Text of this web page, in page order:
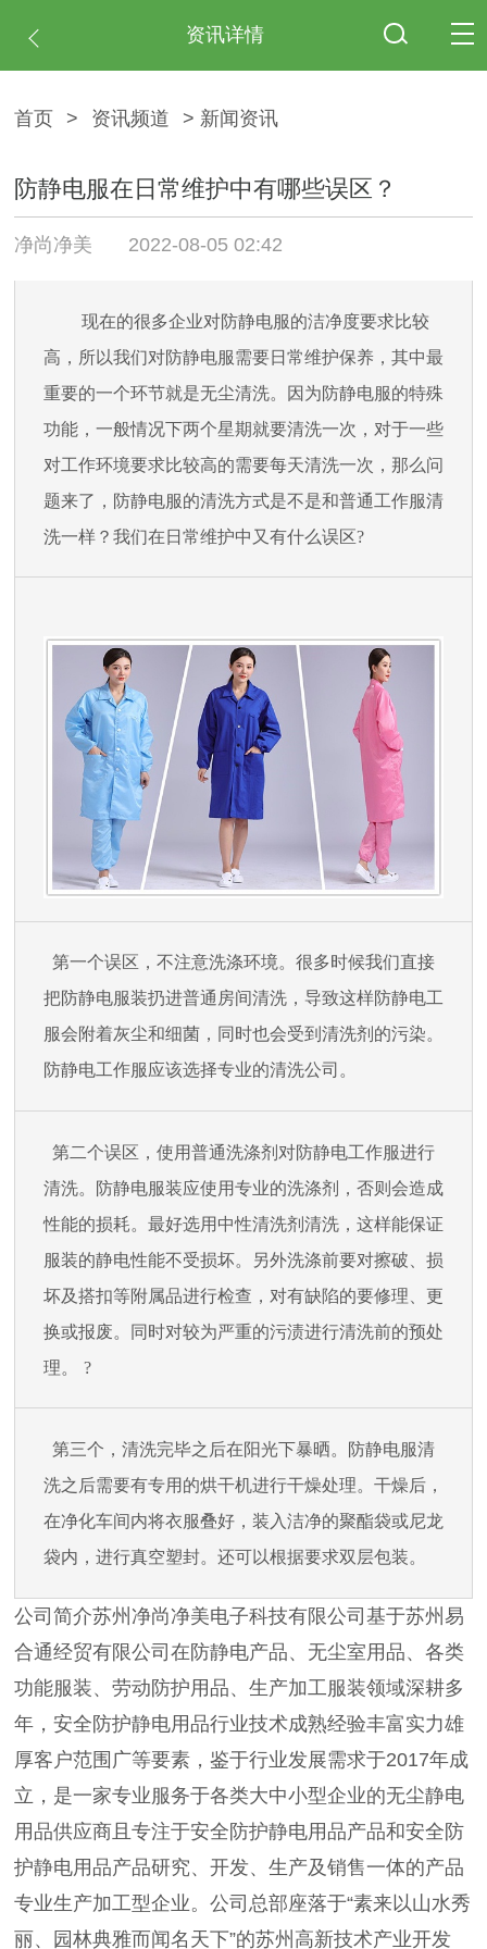
资讯详情
首页 > 资讯频道 > 新闻资讯
防静电服在日常维护中有哪些误区？
净尚净美 2022-08-05 02:42
现在的很多企业对防静电服的洁净度要求比较
高，所以我们对防静电服需要日常维护保养，其中最
重要的一个环节就是无尘清洗。因为防静电服的特殊
功能，一般情况下两个星期就要清洗一次，对于一些
对工作环境要求比较高的需要每天清洗一次，那么问
题来了，防静电服的清洗方式是不是和普通工作服清
洗一样？我们在日常维护中又有什么误区?
第一个误区，不注意洗涤环境。很多时候我们直接
把防静电服装扔进普通房间清洗，导致这样防静电工
服会附着灰尘和细菌，同时也会受到清洗剂的污染。
防静电工作服应该选择专业的清洗公司。
第二个误区 ，使用普通洗涤剂对防静电工作服进行
清洗。防静电服装应使用专业的洗涤剂，否则会造成
性能的损耗。最好选用中性清洗剂清洗，这样能保证
服装的静电性能不受损坏。另外洗涤前要对擦破、损
坏及搭扣等附属品进行检查，对有缺陷的要修理、更
换或报废。同时对较为严重的污渍进行清洗前的预处
理。
?
第三个，清洗完毕之后在阳光下暴晒。防静电服清
洗之后需要有专用的烘干机进行干燥处理。干燥后，
在净化车间内将衣服叠好，装入洁净的聚酯袋或尼龙
袋内，进行真空塑封。还可以根据要求双层包装。
公司简介苏州净尚净美电子科技有限公司基于苏州易
合通经贸有限公司在防静电产品、无尘室用品、各类
功能服装、劳动防护用品、生产加工服装领域深耕多
年，安全防护静电用品行业技术成熟经验丰富实力雄
厚客户范围广等要素，鉴于行业发展需求于2017年成
立，是一家专业服务于各类大中小型企业的无尘静电
用品供应商且专注于安全防护静电用品产品和安全防
护静电用品产品研究、开发、生产及销售一体的产品
专业生产加工型企业。公司总部座落于“素来以山水秀
丽、园林典雅而闻名天下”的苏州高新技术产业开发